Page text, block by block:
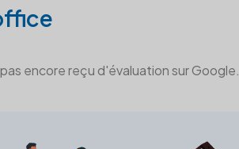
encore reçu d'évaluation sur Google.